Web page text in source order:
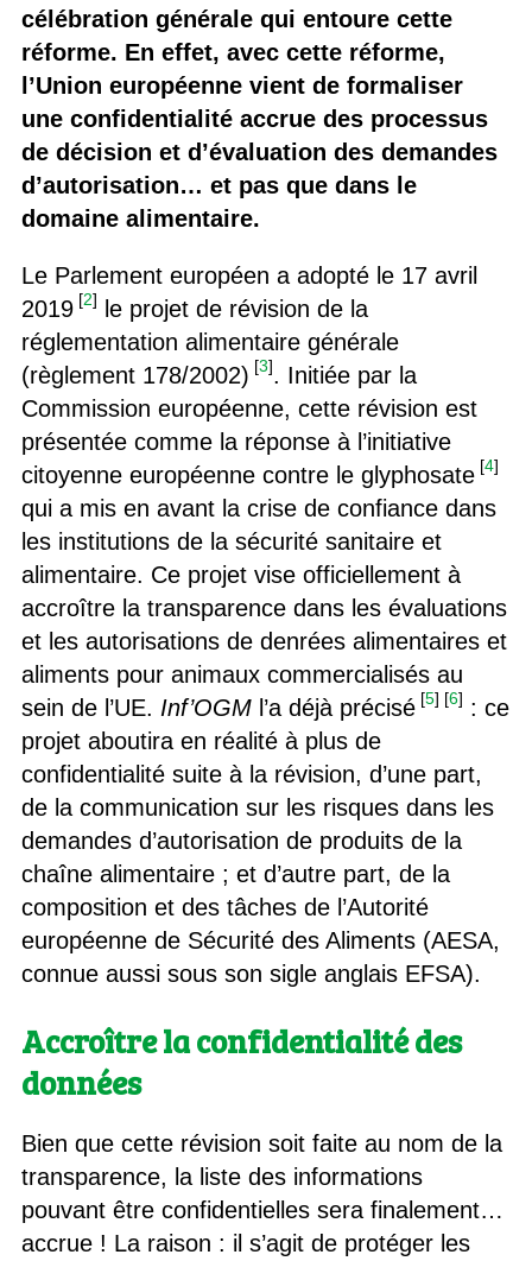
célébration générale qui entoure cette
réforme. En effet, avec cette réforme,
l’Union européenne vient de formaliser
une confidentialité accrue des processus
de décision et d’évaluation des demandes
d’autorisation… et pas que dans le
domaine alimentaire.
Le Parlement européen a adopté le 17 avril
2019 [2]
le projet de révision de la
réglementation alimentaire générale
(règlement 178/2002) [3]. Initiée par la
Commission européenne, cette révision est
présentée comme la réponse à l’initiative
citoyenne européenne contre le glyphosate [4]
qui a mis en avant la crise de confiance dans
les institutions de la sécurité sanitaire et
alimentaire. Ce projet vise officiellement à
accroître la transparence dans les évaluations
et les autorisations de denrées alimentaires et
aliments pour animaux commercialisés au
sein de l’UE. Inf’OGMl’a déjà précisé [5] [6] : ce
projet aboutira en réalité à plus de
confidentialité suite à la révision, d’une part,
de la communication sur les risques dans les
demandes d’autorisation de produits de la
chaîne alimentaire ; et d’autre part, de la
composition et des tâches de l’Autorité
européenne de Sécurité des Aliments (AESA,
connue aussi sous son sigle anglais EFSA).
Accroître la confidentialité des
données
Bien que cette révision soit faite au nom de la
transparence, la liste des informations
pouvant être confidentielles sera finalement…
accrue ! La raison : il s’agit de protéger les